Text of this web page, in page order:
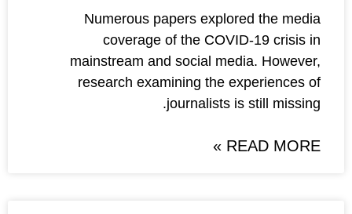
Numerous papers
coverage of the
mainstream and social
research examining